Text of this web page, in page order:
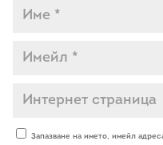
Запазване на името, имейл